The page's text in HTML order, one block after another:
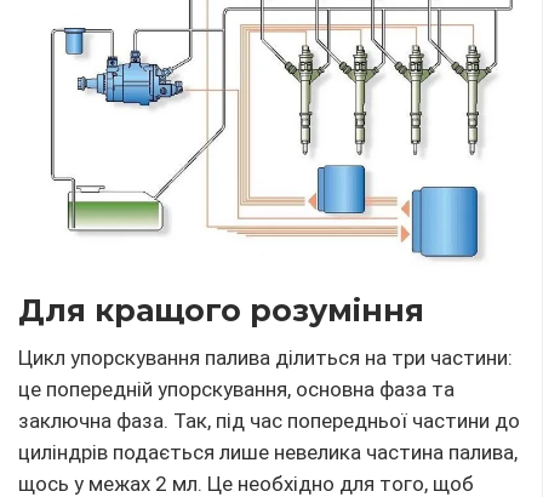
Для кращого розуміння
Цикл упорскування палива ділиться на три частини:
це попередній упорскування, основна фаза та
заключна фаза. Так, під час попередньої частини до
циліндрів подається лише невелика частина палива,
щось у межах 2 мл. Це необхідно для того, щоб